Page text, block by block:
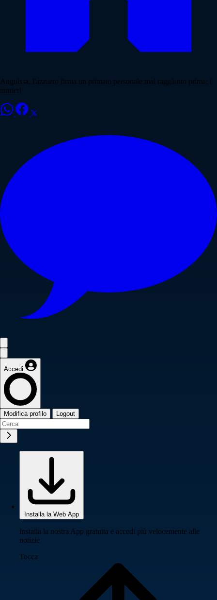
Anguissa, l'azzurro firma un primato personale mai raggiunto prima: i
numeri
Accedi
Modifica profilo Logout
Installa la Web App
Installa la nostra App gratuita e accedi più velocemente alle
notizie
Tocca